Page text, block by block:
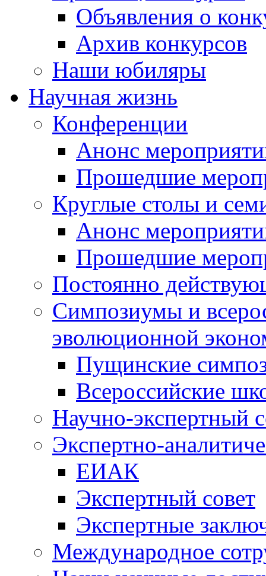
Объявления о
Архив конкурсов
Наши юбиляры
Научная жизнь
Конференции
Анонс
Прошедшие
Круглые столы и
Анонс
Прошедшие
Постоянно
Симпозиумы и
эволюционной
Пущинские
Всероссийские
Научно-экспертный
Экспертно-
ЕИАК
Экспертный совет
Экспертные
Международное